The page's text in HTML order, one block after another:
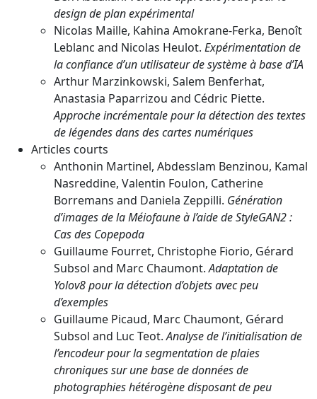
design de plan expérimental
Nicolas Maille, Kahina Amokrane-Ferka, Benoît
Leblanc and Nicolas Heulot. Expérimentation de
la confiance d’un utilisateur de système à base d’IA
Arthur Marzinkowski, Salem Benferhat,
Anastasia Paparrizou and Cédric Piette.
Approche incrémentale pour la détection des textes
de légendes dans des cartes numériques
Articles courts
Anthonin Martinel, Abdesslam Benzinou, Kamal
Nasreddine, Valentin Foulon, Catherine
Borremans and Daniela Zeppilli. Génération
d’images de la Méiofaune à l’aide de StyleGAN2 :
Cas des Copepoda
Guillaume Fourret, Christophe Fiorio, Gérard
Subsol and Marc Chaumont.Adaptation de
Yolov8 pour la détection d’objets avec peu
d’exemples
Guillaume Picaud, Marc Chaumont, Gérard
Subsol and Luc Teot.Analyse de l’initialisation de
l’encodeur pour la segmentation de plaies
chroniques sur une base de données de
photographies hétérogène disposant de peu